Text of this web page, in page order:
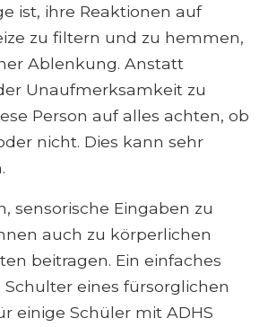
ist, ihre Reaktionen auf
zu filtern und zu hemmen,
Ablenkung. Anstatt
Unaufmerksamkeit zu
Person auf alles achten, ob
nicht. Dies kann sehr
sensorische Eingaben zu
auch zu körperlichen
beitragen. Ein einfaches
eines fürsorglichen
einige Schüler mit ADHS